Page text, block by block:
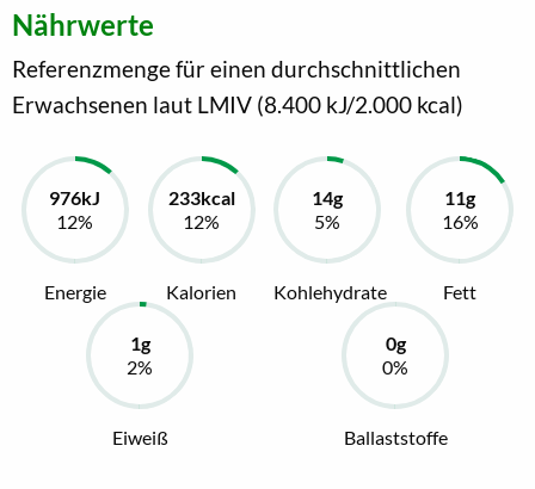
Nährwerte
Referenzmenge für einen durchschnittlichen
Erwachsenen laut LMIV (8.400 kJ/2.000 kcal)
Energie Kalorien Kohlehydrate Fett
Eiweiß Ballaststoffe